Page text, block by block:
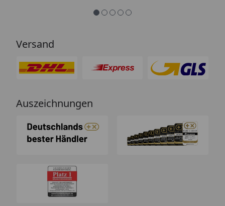
Beschreibung und schützt
Versand
Auszeichnungen